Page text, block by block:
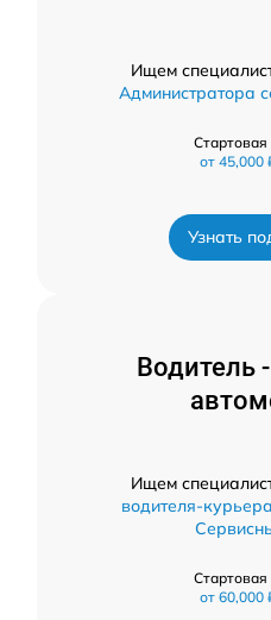
Ищем
Администратора
Стартовая
от 45,000
Узнать
Водитель
Ищем
водителя-
Стартовая
от 60,000